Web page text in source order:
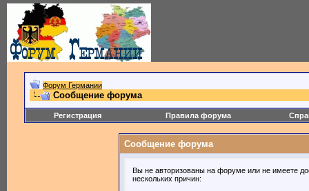
Форум Германии
Сообщение форума
Регистрация Правила форума
Сообщение форума
Вы не авторизованы на форуме или не имеете
нескольких причин: